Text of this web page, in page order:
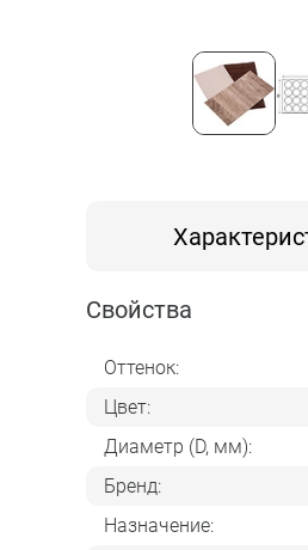
Свойства
Оттенок:
Цвет:
Диаметр (D, мм):
Бренд:
Назначение: